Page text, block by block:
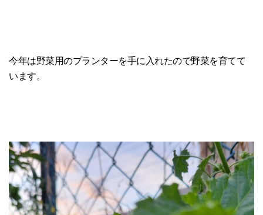
今年は野菜用のプランターを手に入れたので野菜を育てて
います。